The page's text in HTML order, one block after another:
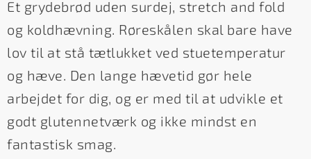
Et grydebrød uden surdej, stretch and fold
og koldhævning. Røreskålen skal bare have
lov til at stå tætlukket ved stuetemperatur
og hæve. Den lange hævetid gør hele
arbejdet for dig, og er med til at udvikle et
godt glutennetværk og ikke mindst en
fantastisk smag.